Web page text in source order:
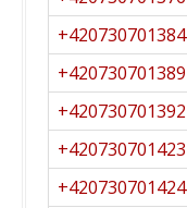
+420730701384
+420730701389
+420730701392
+420730701423
+420730701424